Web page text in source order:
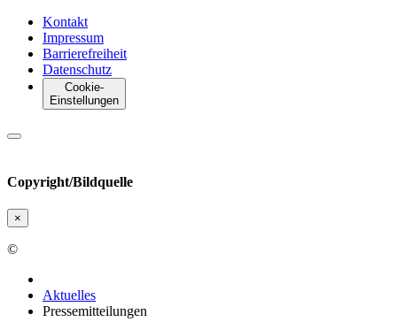
Kontakt
Impressum
Barrierefreiheit
Datenschutz
Cookie-
Einstellungen
Copyright/Bildquelle
×
©
Aktuelles
Pressemitteilungen